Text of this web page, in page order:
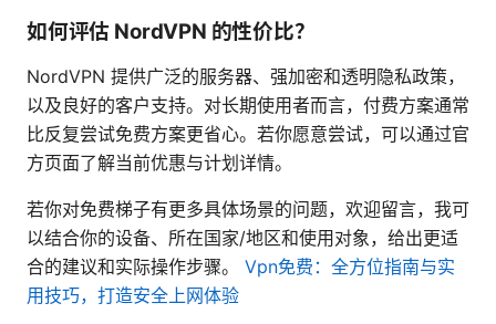
如何评估 NordVPN 的性价比？
NordVPN 提供广泛的服务器、强加密和透明隐私政策，
以及良好的客户支持。对长期使用者而言，付费方案通常
比反复尝试免费方案更省心。若你愿意尝试，可以通过官
方页面了解当前优惠与计划详情。
若你对免费梯子有更多具体场景的问题，欢迎留言，我可
以结合你的设备、所在国家/地区和使用对象，给出更适
合的建议和实际操作步骤。 Vpn免费：全方位指南与实
用技巧，打造安全上网体验